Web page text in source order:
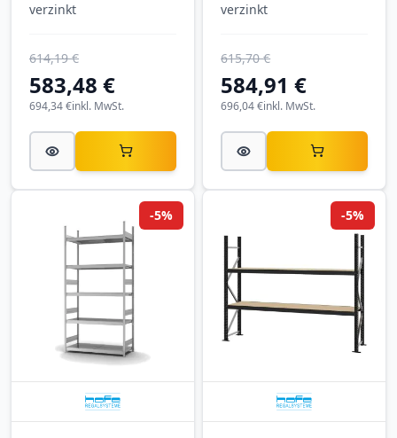
verzinkt
583,48 €
614,19 €
inkl. MwSt.
694,34 €
verzinkt
584,91 €
615,70 €
inkl. MwSt.
696,04 €
-5% -5%